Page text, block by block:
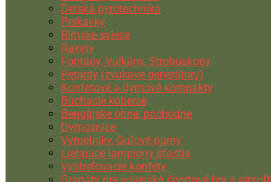
Detská pyrotechnika
Prskavky
Rímske sviece
Rakety
Fontány, Vulkány, Stroboskopy
Petardy (zvukové generátory)
Konfetové a dymové kompakty
Búchacie koberce
Bengálske ohne, pochodne
Dymovnice
Výmetníky, Guľové pumy
Lietajúce lampióny šťastia
Vystreľovacie konfety